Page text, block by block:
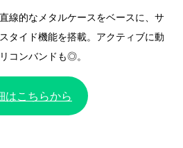
線的なメタルケースをベースに、サ
タイド機能を搭載。アクティブに動
コンバンドも◎。
はこちらから